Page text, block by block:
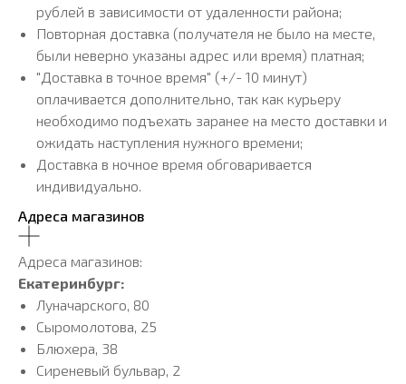
рублей в зависимости от удаленности района;
Повторная доставка (получателя не было на месте,
были неверно указаны адрес или время) платная;
"Доставка в точное время" (+/- 10 минут)
оплачивается дополнительно, так как курьеру
необходимо подъехать заранее на место доставки и
ожидать наступления нужного времени;
Доставка в ночное время обговаривается
индивидуально.
Адреса магазинов
Адреса магазинов:
Екатеринбург:
Луначарского, 80
Сыромолотова, 25
Блюхера, 38
Сиреневый бульвар, 2